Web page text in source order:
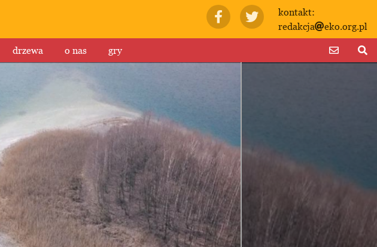
kontakt:
redakcja
eko.org.pl
drzewa o nas gry